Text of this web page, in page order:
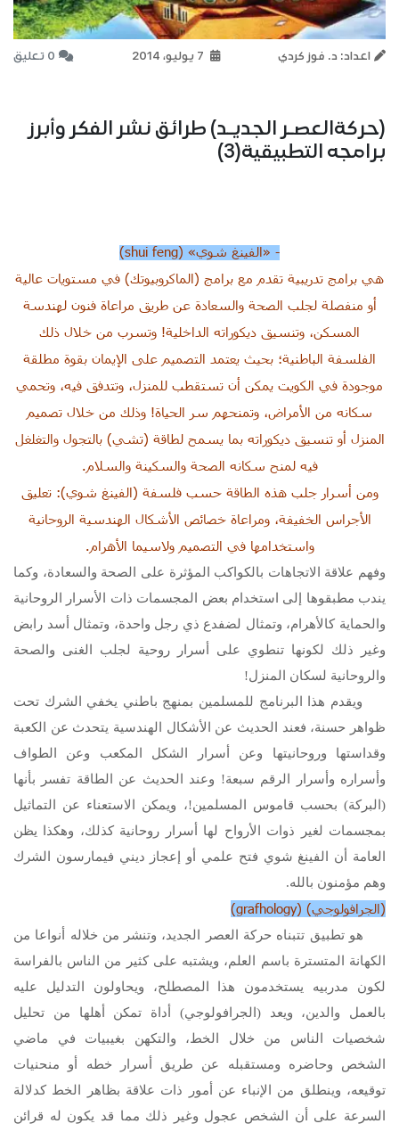
اعداد: د. فوز كردي 0 تعليق
(حركةالعصـر الجديـد) طرائق نشر الفكر وأبرز
برامجه التطبيقية(3)
- «الفينغ شوي» (feng
shui
)
هي برامج تدريبية تقدم مع برامج (الماكروبيوتك) في مستويات عالية
أو منفصلة لجلب الصحة والسعادة عن طريق مراعاة فنون لهندسة
المسكن، وتنسيق ديكوراته الداخلية! وتسرب من خلال ذلك
الفلسفة الباطنية؛ بحيث يعتمد التصميم على الإيمان بقوة مطلقة
موجودة في الكويت يمكن أن تستقطب للمنزل، وتتدفق فيه، وتحمي
سكانه من الأمراض، وتمنحهم سر الحياة! وذلك من خلال تصميم
المنزل أو تنسيق ديكوراته بما يسمح لطاقة (تشي) بالتجول والتغلغل
فيه لمنح سكانه الصحة والسكينة والسلام.
ومن أسرار جلب هذه الطاقة حسب فلسفة (الفينغ شوي): تعليق
الأجراس الخفيفة، ومراعاة خصائص الأشكال الهندسية الروحانية
واستخدامها في التصميم ولاسيما الأهرام.
وفهم علاقة الاتجاهات بالكواكب المؤثرة على الصحة والسعادة، وكما
يندب مطبقوها إلى استخدام بعض المجسمات ذات الأسرار الروحانية
والحماية كالأهرام، وتمثال لضفدع ذي رجل واحدة، وتمثال أسد رابض
وغير ذلك لكونها تنطوي على أسرار روحية لجلب الغنى والصحة
والروحانية لسكان المنزل!
ويقدم هذا البرنامج للمسلمين بمنهج باطني يخفي الشرك تحت
ظواهر حسنة، فعند الحديث عن الأشكال الهندسية يتحدث عن الكعبة
وقداستها وروحانيتها وعن أسرار الشكل المكعب وعن الطواف
وأسراره وأسرار الرقم سبعة! وعند الحديث عن الطاقة تفسر بأنها
(البركة) بحسب قاموس المسلمين!، ويمكن الاستعناء عن التماثيل
بمجسمات لغير ذوات الأرواح لها أسرار روحانية كذلك، وهكذا يظن
العامة أن الفينغ شوي فتح علمي أو إعجاز ديني فيمارسون الشرك
وهم مؤمنون بالله.
(الجرافولوجي) (grafhology
)
هو تطبيق تتبناه حركة العصر الجديد، وتنشر من خلاله أنواعا من
الكهانة المتسترة باسم العلم، ويشتبه على كثير من الناس بالفراسة
لكون مدربيه يستخدمون هذا المصطلح، ويحاولون التدليل عليه
بالعمل والدين، ويعد (الجرافولوجي) أداة تمكن أهلها من تحليل
شخصيات الناس من خلال الخط، والتكهن بغيبيات في ماضي
الشخص وحاضره ومستقبله عن طريق أسرار خطه أو منحنيات
توقيعه، وينطلق من الإنباء عن أمور ذات علاقة بظاهر الخط كدلالة
السرعة على أن الشخص عجول وغير ذلك مما قد يكون له قرائن